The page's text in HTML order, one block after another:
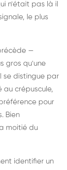
n'était pas là il
le plus
—
gros qu'une
se distingue par
au crépuscule,
pour
Bien
moitié du
identifier un